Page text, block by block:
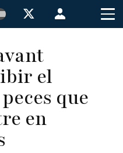
Menú
de
el
que
en